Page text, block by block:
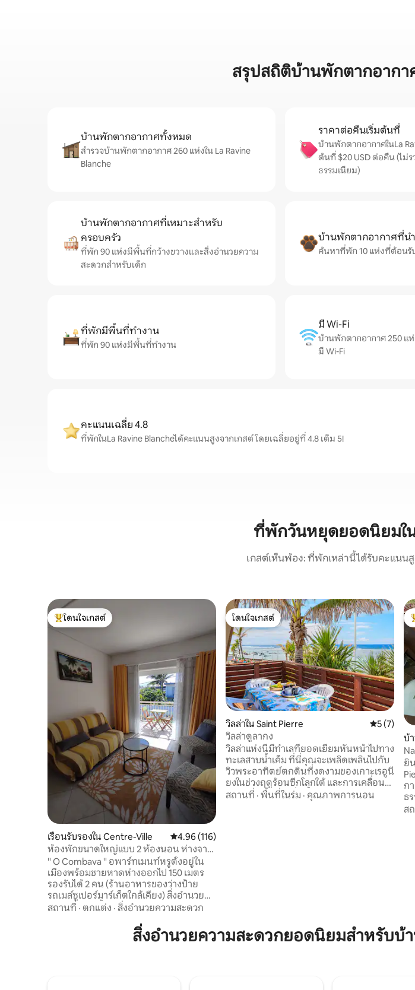
สรุปสถิติบ้านพักตากอากาศ
บ้านพักตากอากาศทั้งหมด
สำรวจบ้านพักตากอากาศ 260 แห่งใน La Ravine
Blanche
ราคาต่อคืนเริ่มต้นที่
บ้านพักตากอากาศในLa
ต้นที่ $20 USD ต่อคืน (ไม่
ธรรมเนียม)
บ้านพักตากอากาศที่เหมาะสำหรับ
ครอบครัว
ที่พัก 90 แห่งมีพื้นที่กว้างขวางและสิ่งอำนวยความ
สะดวกสำหรับเด็ก
บ้านพักตากอากาศที่นำ
ค้นหาที่พัก 10 แห่งที่ต้อนรั
ที่พักมีพื้นที่ทำงาน
ที่พัก 90 แห่งมีพื้นที่ทำงาน
มี Wi-Fi
บ้านพักตากอากาศ 250 แห่
มี Wi-Fi
คะแนนเฉลี่ย 4.8
ที่พักในLa Ravine Blancheได้คะแนนสูงจากเกสต์ โดยเฉลี่ยอยู่ที่ 4.8 เต็ม 5!
ที่พักวันหยุดยอดนิยมใน
เกสต์เห็นพ้อง: ที่พักเหล่านี้ได้รับคะแนน
โดนใจเกสต์ที่สุด
โดนใจเกสต์
เรือนรับรองใน Centre-Ville คะแนนเฉลี่ย 4.96 จาก 5, 116 รีวิว
4.96 (116)
ห้องพักขนาดใหญ่แบบ 2 ห้องนอน ห่างจาก
ชายหาด 150 เมตร
'' O Combava '' อพาร์ทเมนท์หรูตั้งอยู่ใน
เมืองพร้อมชายหาดห่างออกไป 150 เมตร
รองรับได้ 2 คน (ร้านอาหารของว่างป้าย
รถเมล์ซูเปอร์มาร์เก็ตใกล้เคียง) สิ่งอำนวย
ความสะดวกทั้งหมดเดินเท้า ห้องครัวพร้อม
ห้องน้ำพร้อมฝักบัวอาบน้ำสไตล์อิตาลีเครื่อง
ซักผ้าห้องสุขาแยกต่างหากห้องนอนปรับ
สถานที่ · ตกแต่ง · สิ่งอำนวยความสะดวก
โดนใจเกสต์
โดนใจเกสต์
วิลล่าใน Saint Pierre คะแนนเฉลี่
5 (7)
วิลล่าดูลากง
วิลล่าแห่งนี้มีทำเลที่ยอดเยี่ยมหันหน้าไปทาง
ทะเลสาบน้ำเค็ม ที่นี่คุณจะเพลิดเพลินไปกับ
วิวพระอาทิตย์ตกดินที่งดงามของเกาะเรอูนี
ยงในช่วงฤดูร้อนซีกโลกใต้ และการเคลื่อนที่
ของวาฬนอกชายฝั่งตั้งแต่เดือนมิถุนายนถึง
เดือนตุลาคมจากระเบียงชั้น 1 ตั้งอยู่ใกล้
สถานที่ · พื้นที่ในร่ม · คุณภาพการนอน
บ้
ยิ
ก
ธ
กับธร
ส
สิ่งอำนวยความสะดวกยอดนิยมสำหรับบ้า